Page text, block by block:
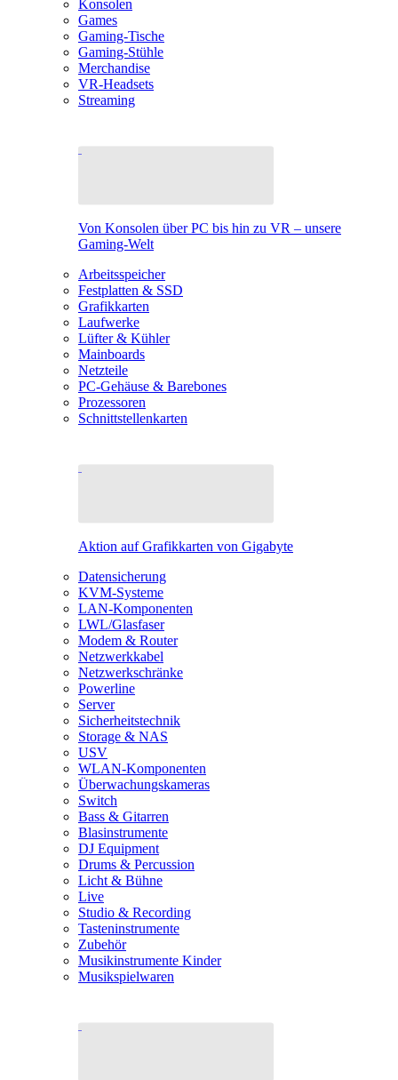
Konsolen
Games
Gaming-Tische
Gaming-Stühle
Merchandise
VR-Headsets
Streaming
Von Konsolen über PC bis hin zu VR – unsere
Gaming-Welt
Arbeitsspeicher
Festplatten & SSD
Grafikkarten
Laufwerke
Lüfter & Kühler
Mainboards
Netzteile
PC-Gehäuse & Barebones
Prozessoren
Schnittstellenkarten
Aktion auf Grafikkarten von Gigabyte
Datensicherung
KVM-Systeme
LAN-Komponenten
LWL/Glasfaser
Modem & Router
Netzwerkkabel
Netzwerkschränke
Powerline
Server
Sicherheitstechnik
Storage & NAS
USV
WLAN-Komponenten
Überwachungskameras
Switch
Bass & Gitarren
Blasinstrumente
DJ Equipment
Drums & Percussion
Licht & Bühne
Live
Studio & Recording
Tasteninstrumente
Zubehör
Musikinstrumente Kinder
Musikspielwaren